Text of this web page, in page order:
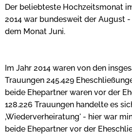
Der beliebteste Hochzeitsmonat
2014 war bundesweit der August
dem Monat Juni.
Im Jahr 2014 waren von den
Trauungen 245.429
beide Ehepartner waren vor der
128.226 Trauungen handelte es
‚Wiederverheiratung' - hier war
beide Ehepartner vor der